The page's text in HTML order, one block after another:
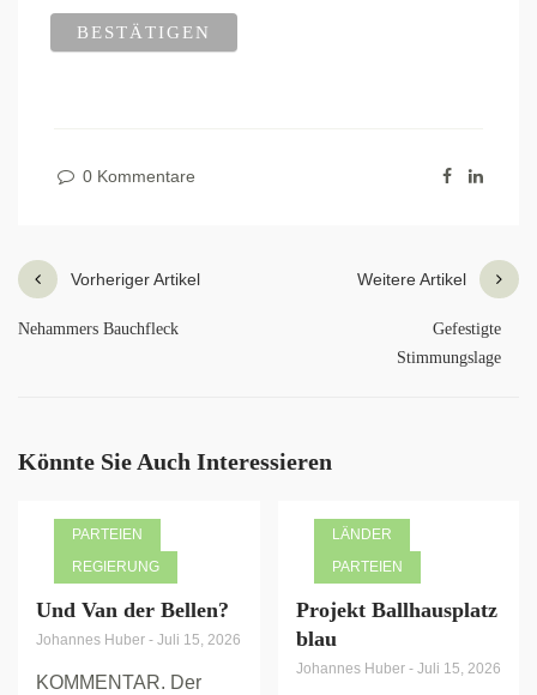
0 Kommentare
Vorheriger Artikel
Nehammers Bauchfleck
Weitere Artikel
Gefestigte
Stimmungslage
Könnte Sie Auch Interessieren
PARTEIEN
REGIERUNG
Und Van der Bellen?
Johannes Huber - Juli 15, 2026
KOMMENTAR. Der
LÄNDER
PARTEIEN
Projekt Ballhausplatz
blau
Johannes Huber - Juli 15, 2026